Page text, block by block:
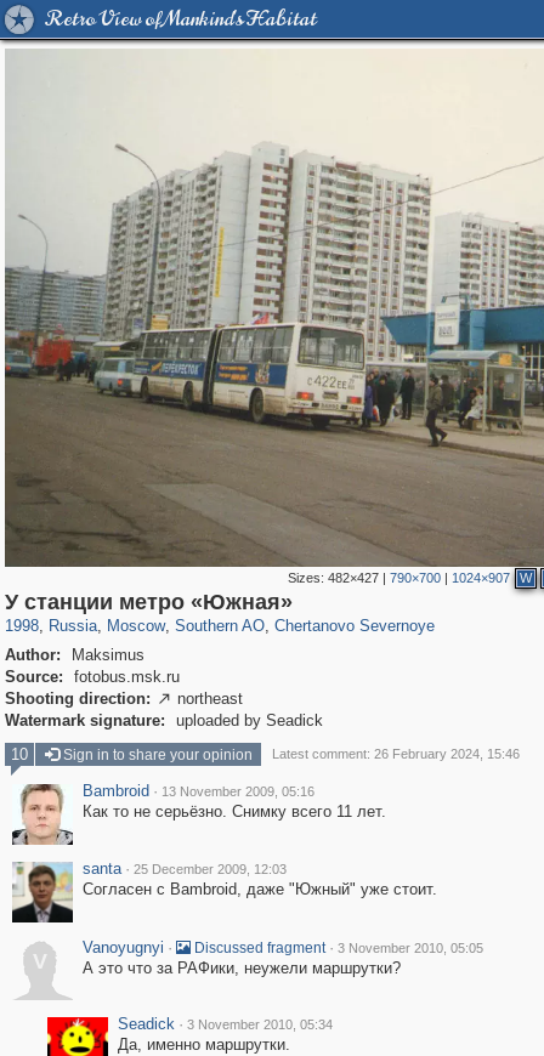
Retro View of Mankind's Habitat
Sizes: 482×427| 790×700| 1024×907 W
У станции метро «Южная»
1998, Russia
1,407,351 29,248
, Moscow
319,882 8,286
, Southern AO
21,648 390
, Chertanovo Severnoye
1,024
Author:
Maksimus
Source:
fotobus.msk.ru
Shooting direction:  northeast
Watermark signature:
uploaded by Seadick
10
Sign in to share your opinion Latest comment: 26 February 2024, 15:46
Bambroid · 13 November 2009, 05:16
Как то не серьёзно. Снимку всего 11 лет.
santa · 25 December 2009, 12:03
Согласен с Bambroid, даже "Южный" уже стоит.
V
Vanoyugnyi · Discussed fragment · 3 November 2010, 05:05
А это что за РАФики, неужели маршрутки?
Seadick · 3 November 2010, 05:34
Да, именно маршрутки.